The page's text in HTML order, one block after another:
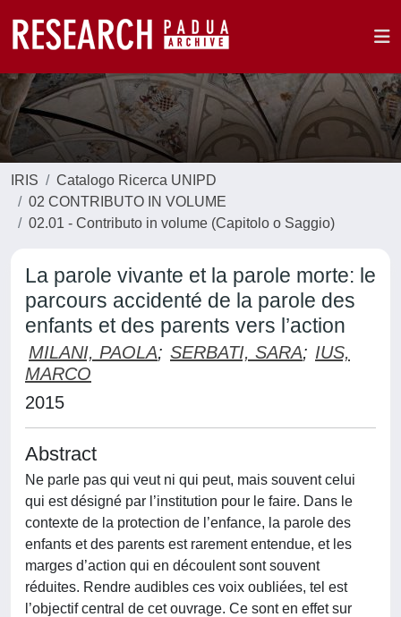
IRIS
Catalogo Ricerca UNIPD
02 CONTRIBUTO IN VOLUME
02.01 - Contributo in volume (Capitolo o Saggio)
La parole vivante et la parole morte: le
parcours accidenté de la parole des
enfants et des parents vers l’action
MILANI, PAOLA; SERBATI, SARA; IUS,
MARCO
2015
Abstract
Ne parle pas qui veut ni qui peut, mais souvent celui
qui est désigné par l’institution pour le faire. Dans le
contexte de la protection de l’enfance, la parole des
enfants et des parents est rarement entendue, et les
marges d’action qui en découlent sont souvent
réduites. Rendre audibles ces voix oubliées, tel est
l’objectif central de cet ouvrage. Ce sont en effet sur